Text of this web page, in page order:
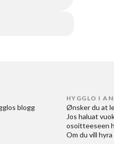
blogg
HYGGLO I
Ønsker du at
Jos haluat
osoitteeseen
Om du vill hyra